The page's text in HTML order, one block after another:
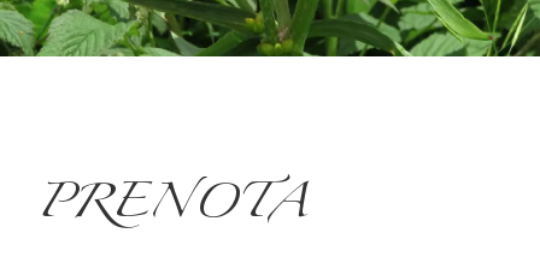
PRENOTA